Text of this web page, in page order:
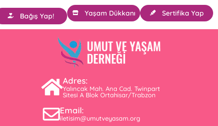
Sertifika Yap
Yaşam Dükkanı
Bağış Yap!
Adres:
Yalıncak Mah. Ana Cad. Twinpart
Sitesi A Blok Ortahisar/Trabzon
Email:
iletisim@umutveyasam.org